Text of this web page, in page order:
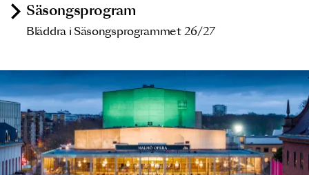
Säsongsprogram
Bläddra i Säsongsprogrammet 26/27